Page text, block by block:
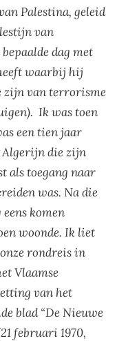
Palestina, geleid
van
dag met
waarbij hij
zijn van terrorisme
Ik was toen
een tien jaar
Algerijn die zijn
als toegang naar
was. Na die
komen
woonde. Ik liet
rondreis in
Vlaamse
van het
blad “De Nieuwe
februari 1970,